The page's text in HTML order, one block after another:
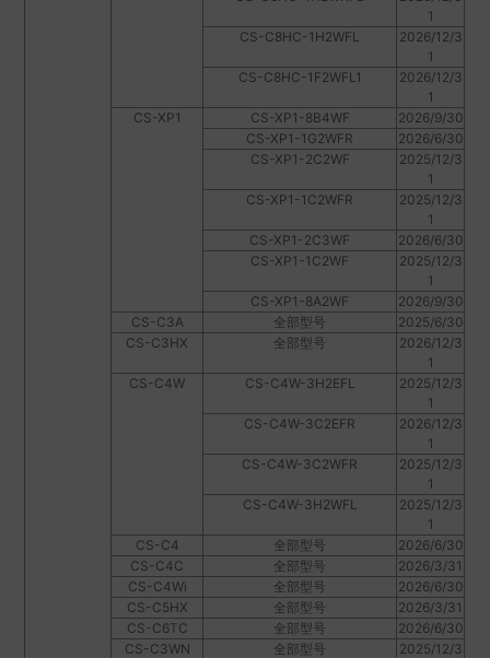
1
CS-C8HC-1H2WFL
2026/12/3
1
CS-C8HC-1F2WFL1
2026/12/3
1
CS-XP1
CS-XP1-8B4WF
2026/9/30
CS-XP1-1G2WFR
2026/6/30
CS-XP1-2C2WF
2025/12/3
1
CS-XP1-1C2WFR
2025/12/3
1
CS-XP1-2C3WF
2026/6/30
CS-XP1-1C2WF
2025/12/3
1
CS-XP1-8A2WF
2026/9/30
CS-C3A
全部型号
2025/6/30
CS-C3HX
全部型号
2026/12/3
1
CS-C4W
CS-C4W-3H2EFL
2025/12/3
1
CS-C4W-3C2EFR
2026/12/3
1
CS-C4W-3C2WFR
2025/12/3
1
CS-C4W-3H2WFL
2025/12/3
1
CS-C4
全部型号
2026/6/30
CS-C4C
全部型号
2026/3/31
CS-C4Wi
全部型号
2026/6/30
CS-C5HX
全部型号
2026/3/31
CS-C6TC
全部型号
2026/6/30
CS-C3WN
全部型号
2025/12/3